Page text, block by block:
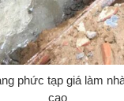
phức tạp giá làm
cao